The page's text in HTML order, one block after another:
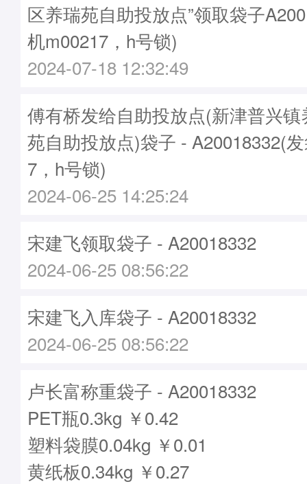
区养瑞苑自助投放点”领取袋子
机m00217，h号锁)
2024-07-18 12:32:49
傅有桥发给自助投放点(新津普兴
苑自助投放点)袋子 - A20018332(
7，h号锁)
2024-06-25 14:25:24
宋建飞领取袋子 - A20018332
2024-06-25 08:56:22
宋建飞入库袋子 - A20018332
2024-06-25 08:56:22
卢长富称重袋子 - A20018332
PET瓶0.3kg ￥0.42
塑料袋膜0.04kg ￥0.01
黄纸板0.34kg ￥0.27